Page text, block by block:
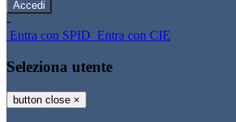
-
Entra con SPID Entra con CIE
Seleziona utente
button close ×